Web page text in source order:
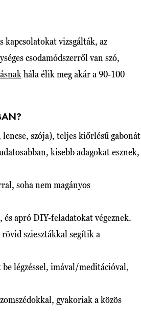
kapcsolatokat vizsgálták, az
csodamódszerről van szó,
hála élik meg akár a 90-100
szója), teljes kiőrlésű gabonát
kisebb adagokat esznek,
soha nem magányos
apró DIY-feladatokat végeznek.
sziesztákkal segítik a
légzéssel, imával/meditációval,
gyakoriak a közös